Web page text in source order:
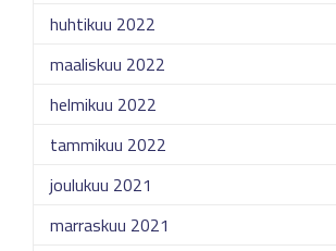
huhtikuu 2022
maaliskuu 2022
helmikuu 2022
tammikuu 2022
joulukuu 2021
marraskuu 2021